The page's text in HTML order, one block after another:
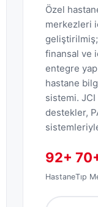
Özel
merkezleri
finansal ve
entegre
hastane
sistemi. JCI
destekler,
92+
HastaneTıp